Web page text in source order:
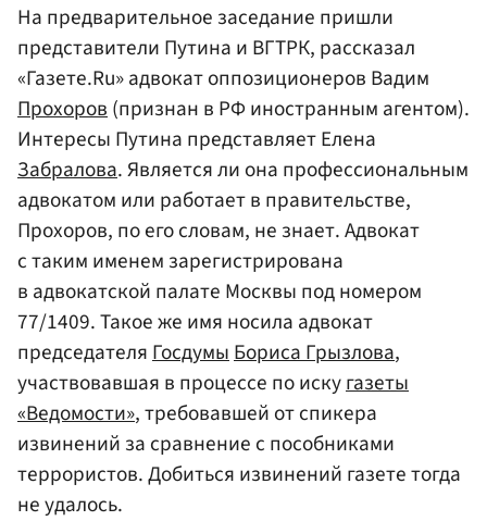
На предварительное заседание пришли
представители Путина и ВГТРК, рассказал
«Газете.Ru» адвокат оппозиционеров Вадим
Прохоров(признан в РФ иностранным агентом).
Интересы Путина представляет Елена
Забралова. Является ли она профессиональным
адвокатом или работает в правительстве,
Прохоров, по его словам, не знает. Адвокат
с таким именем зарегистрирована
в адвокатской палате Москвы под номером
77/1409. Такое же имя носила адвокат
председателяГосдумыБориса Грызлова,
участвовавшая в процессе по искугазеты
«Ведомости», требовавшей от спикера
извинений за сравнение с пособниками
террористов. Добиться извинений газете тогда
не удалось.